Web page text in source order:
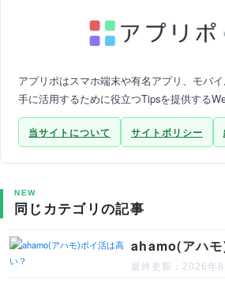
アプリポはスマホ端末や有名アプリ、モバ
手に活用するために役立つTipsを提供する
当サイトについて サイトポリシー
NEW
同じカテゴリの記事
ahamo(アハモ
最終更新：2026年8